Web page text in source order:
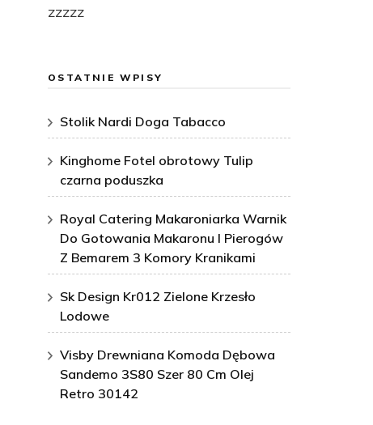
zzzzz
OSTATNIE WPISY
Stolik Nardi Doga Tabacco
Kinghome Fotel obrotowy Tulip
czarna poduszka
Royal Catering Makaroniarka Warnik
Do Gotowania Makaronu I Pierogów
Z Bemarem 3 Komory Kranikami
Sk Design Kr012 Zielone Krzesło
Lodowe
Visby Drewniana Komoda Dębowa
Sandemo 3S80 Szer 80 Cm Olej
Retro 30142